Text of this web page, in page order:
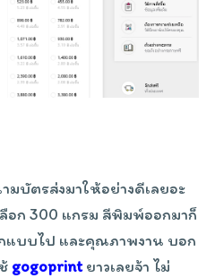
มบัตรส่งมาให้อย่างดีเลยอะ
อก 300 แกรม สีพิมพ์ออกมาก็
แบบไป และคุณภาพงาน บอก
gogoprintยาวเลยจ้า ไม่